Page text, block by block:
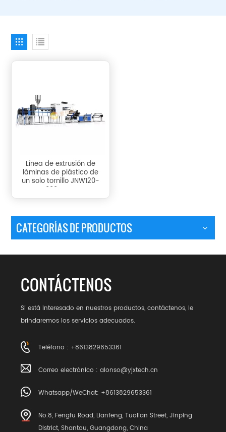
Línea de extrusión de
láminas de plástico de
un solo tornillo JNW120-
1000 PP PS
CATEGORÍAS DE PRODUCTOS
CONTÁCTENOS
Si está interesado en nuestros productos, contáctenos, le
brindaremos los servicios adecuados.
Teléfono : +8613829653361
Correo electrónico :alonso@yjxtech.cn
Whatsapp/WeChat: +8613829653361
No.8, Fengfu Road, Lianfeng, Tuolian Street, Jinping
District, Shantou, Guangdong, China